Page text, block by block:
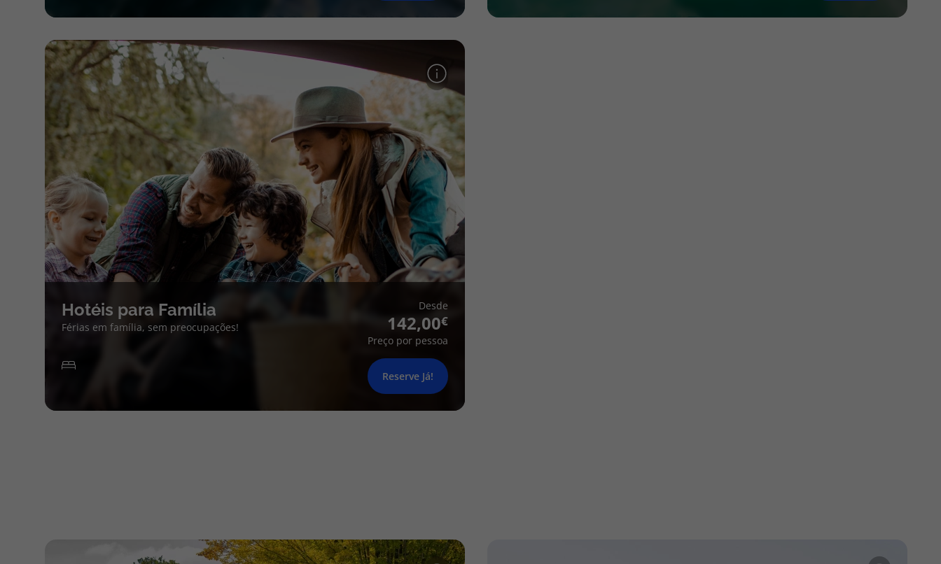
Hotéis para Família
Férias em família, sem preocupações!
Desde
142,00
Preço por pessoa
Reserve Já!